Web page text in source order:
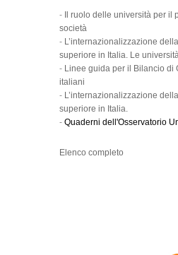
-
Il ruolo delle università per il
società
- L’internazionalizzazione
superiore in Italia. Le
- Linee guida per il Bilancio di
italiani
- L’internazionalizzazione
superiore in Italia.
- Quaderni dell'Osservatorio
Elenco completo